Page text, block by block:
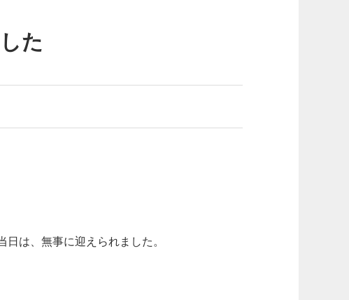
た
は、無事に迎えられました。